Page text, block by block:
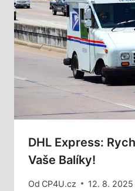
DHL Express:
Vaše Balíky!
Od CP4U.cz 12. 8. 2025